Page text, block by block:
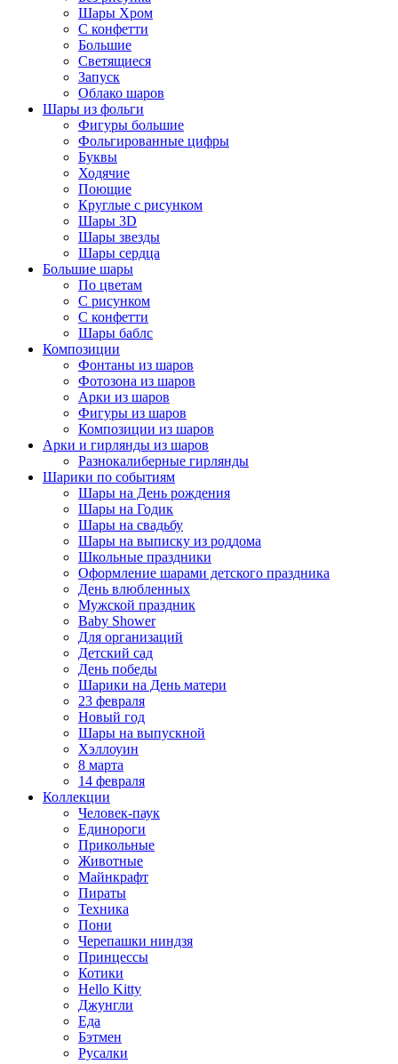
Шары Хром
C конфетти
Большие
Светящиеся
Запуск
Облако шаров
Шары из фольги
Фигуры большие
Фольгированные цифры
Буквы
Ходячие
Поющие
Круглые с рисунком
Шары 3D
Шары звезды
Шары сердца
Большие шары
По цветам
С рисунком
С конфетти
Шары баблс
Композиции
Фонтаны из шаров
Фотозона из шаров
Арки из шаров
Фигуры из шаров
Композиции из шаров
Арки и гирлянды из шаров
Разнокалиберные гирлянды
Шарики по событиям
Шары на День рождения
Шары на Годик
Шары на свадьбу
Шары на выписку из роддома
Школьные праздники
Оформление шарами детского праздника
День влюбленных
Мужской праздник
Baby Shower
Для организаций
Детский сад
День победы
Шарики на День матери
23 февраля
Новый год
Шары на выпускной
Хэллоуин
8 марта
14 февраля
Коллекции
Человек-паук
Единороги
Прикольные
Животные
Майнкрафт
Пираты
Техника
Пони
Черепашки ниндзя
Принцессы
Котики
Hello Kitty
Джунгли
Еда
Бэтмен
Русалки